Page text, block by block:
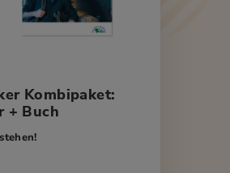
Kombipaket:
+ Buch